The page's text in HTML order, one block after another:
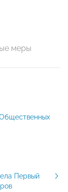
меры
Первый